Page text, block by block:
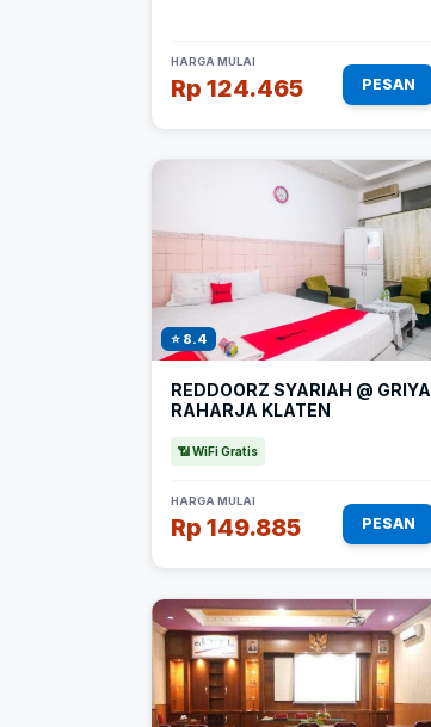
HARGA MULAI
Rp 124.465 PESAN
⭐ 8.4
REDDOORZ SYARIAH @ GRIYA
RAHARJA KLATEN
📶 WiFi Gratis
HARGA MULAI
Rp 149.885 PESAN